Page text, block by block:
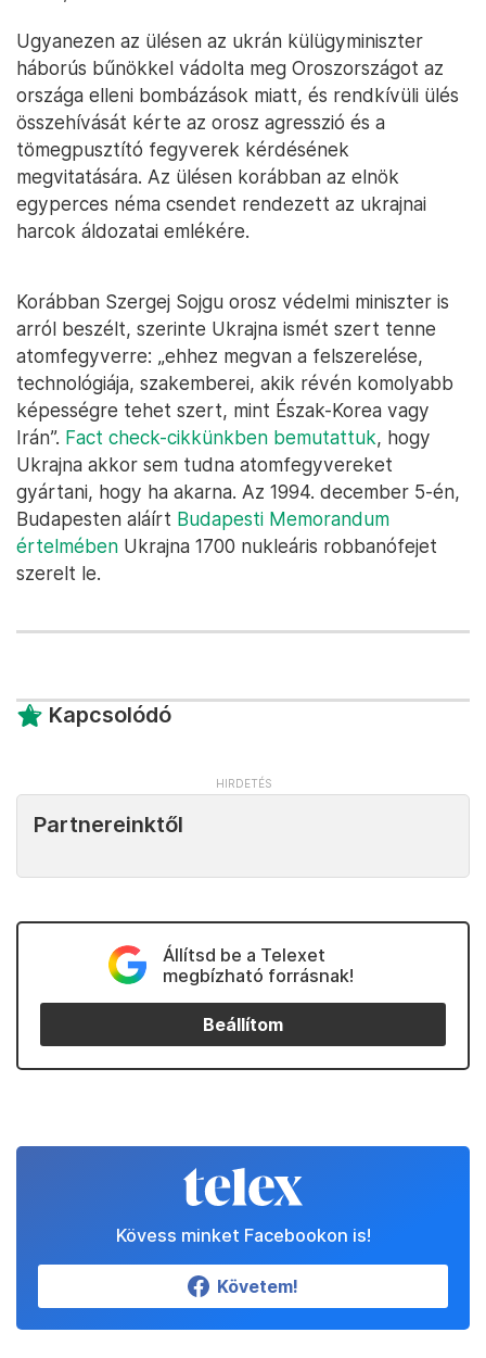
Ugyanezen az ülésen az ukrán külügyminiszter
háborús bűnökkel vádolta meg Oroszországot az
országa elleni bombázások miatt, és rendkívüli ülés
összehívását kérte az orosz agresszió és a
tömegpusztító fegyverek kérdésének
megvitatására. Az ülésen korábban az elnök
egyperces néma csendet rendezett az ukrajnai
harcok áldozatai emlékére.
Korábban Szergej Sojgu orosz védelmi miniszter is
arról beszélt, szerinte Ukrajna ismét szert tenne
atomfegyverre: „ehhez megvan a felszerelése,
technológiája, szakemberei, akik révén komolyabb
képességre tehet szert, mint Észak-Korea vagy
Irán”. Fact check-cikkünkben bemutattuk, hogy
Ukrajna akkor sem tudna atomfegyvereket
gyártani, hogy ha akarna. Az 1994. december 5-én,
Budapesten aláírt Budapesti Memorandum
értelmében Ukrajna 1700 nukleáris robbanófejet
szerelt le.
Kapcsolódó
Partnereinktől
Állítsd be a Telexet
megbízható forrásnak!
Beállítom
Kövess minket Facebookon is!
Követem!